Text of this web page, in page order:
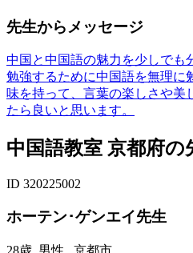
先生からメッセージ
中国と中国語の魅力を少しでも
勉強するために中国語を無理に
味を持って、言葉の楽しさや美
たら良いと思います。
中国語教室 京都府の
ID 320225002
ホーテン･ゲンエイ先生
28歳 男性 京都市